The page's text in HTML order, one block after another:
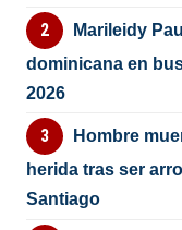
Marileidy
dominicana en
2026
Hombre
herida tras ser
Santiago